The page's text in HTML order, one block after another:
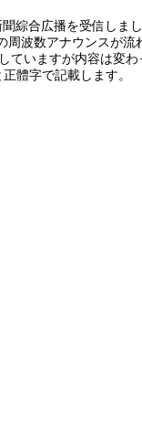
綜合広播を受信しま
周波数アナウンスが流
ていますが内容は変
體字で記載します。